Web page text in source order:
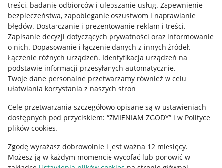
treści, badanie odbiorców i ulepszanie usług. Zapewnienie
bezpieczeństwa, zapobieganie oszustwom i naprawianie
błędów. Dostarczanie i prezentowanie reklam i treści.
Zapisanie decyzji dotyczących prywatności oraz informowanie
o nich. Dopasowanie i łączenie danych z innych źródeł.
Łączenie różnych urządzeń. Identyfikacja urządzeń na
podstawie informacji przesyłanych automatycznie.
Twoje dane personalne przetwarzamy również w celu
ułatwiania korzystania z naszych stron
Cele przetwarzania szczegółowo opisane są w ustawieniach
dostępnych pod przyciskiem: “ZMIENIAM ZGODY” i w Polityce
plików cookies.
Zgodę wyrażasz dobrowolnie i jest ważna 12 miesięcy.
Możesz ją w każdym momencie wycofać lub ponowić w
Mapa miejscowości
Informacje prawne
Regulamin
Polityka plików "cookies"
Ustawienia plików "cookies"
Udostępnianie lokalizacji
Informacje dla Aktu o Usługach Cyfrowych
Pobierz aplikację